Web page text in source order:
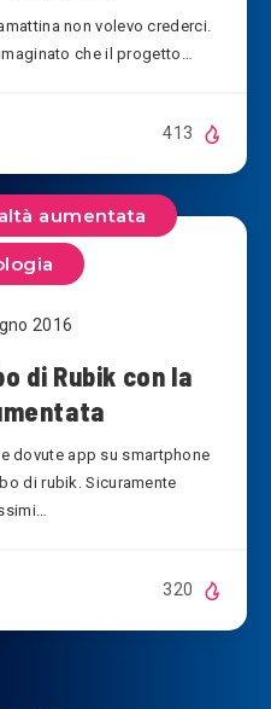
non volevo crederci.
che il progetto…
413
aumentata
2016
di Rubik con la
dovute app su smartphone
di rubik. Sicuramente
320